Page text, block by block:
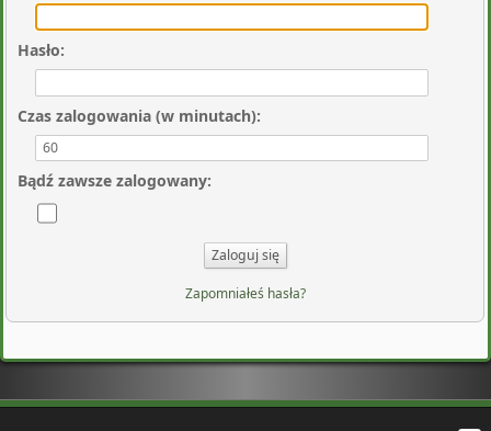
Hasło:
Czas zalogowania (w minutach):
Bądź zawsze zalogowany:
Zapomniałeś hasła?